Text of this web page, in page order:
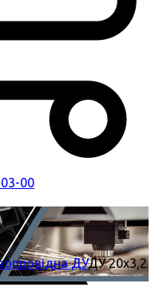
00
ДУДУ 20х3,2